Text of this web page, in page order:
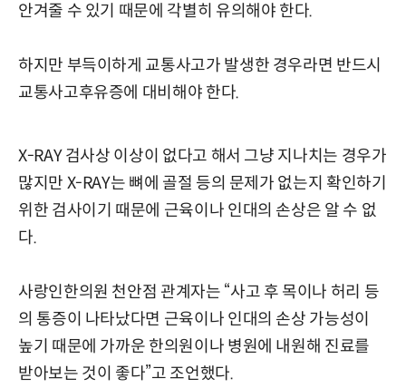
안겨줄 수 있기 때문에 각별히 유의해야 한다.
하지만 부득이하게 교통사고가 발생한 경우라면 반드시
교통사고후유증에 대비해야 한다.
X-RAY 검사상 이상이 없다고 해서 그냥 지나치는 경우가
많지만 X-RAY는 뼈에 골절 등의 문제가 없는지 확인하기
위한 검사이기 때문에 근육이나 인대의 손상은 알 수 없
다.
사랑인한의원 천안점 관계자는 “사고 후 목이나 허리 등
의 통증이 나타났다면 근육이나 인대의 손상 가능성이
높기 때문에 가까운 한의원이나 병원에 내원해 진료를
받아보는 것이 좋다”고 조언했다.